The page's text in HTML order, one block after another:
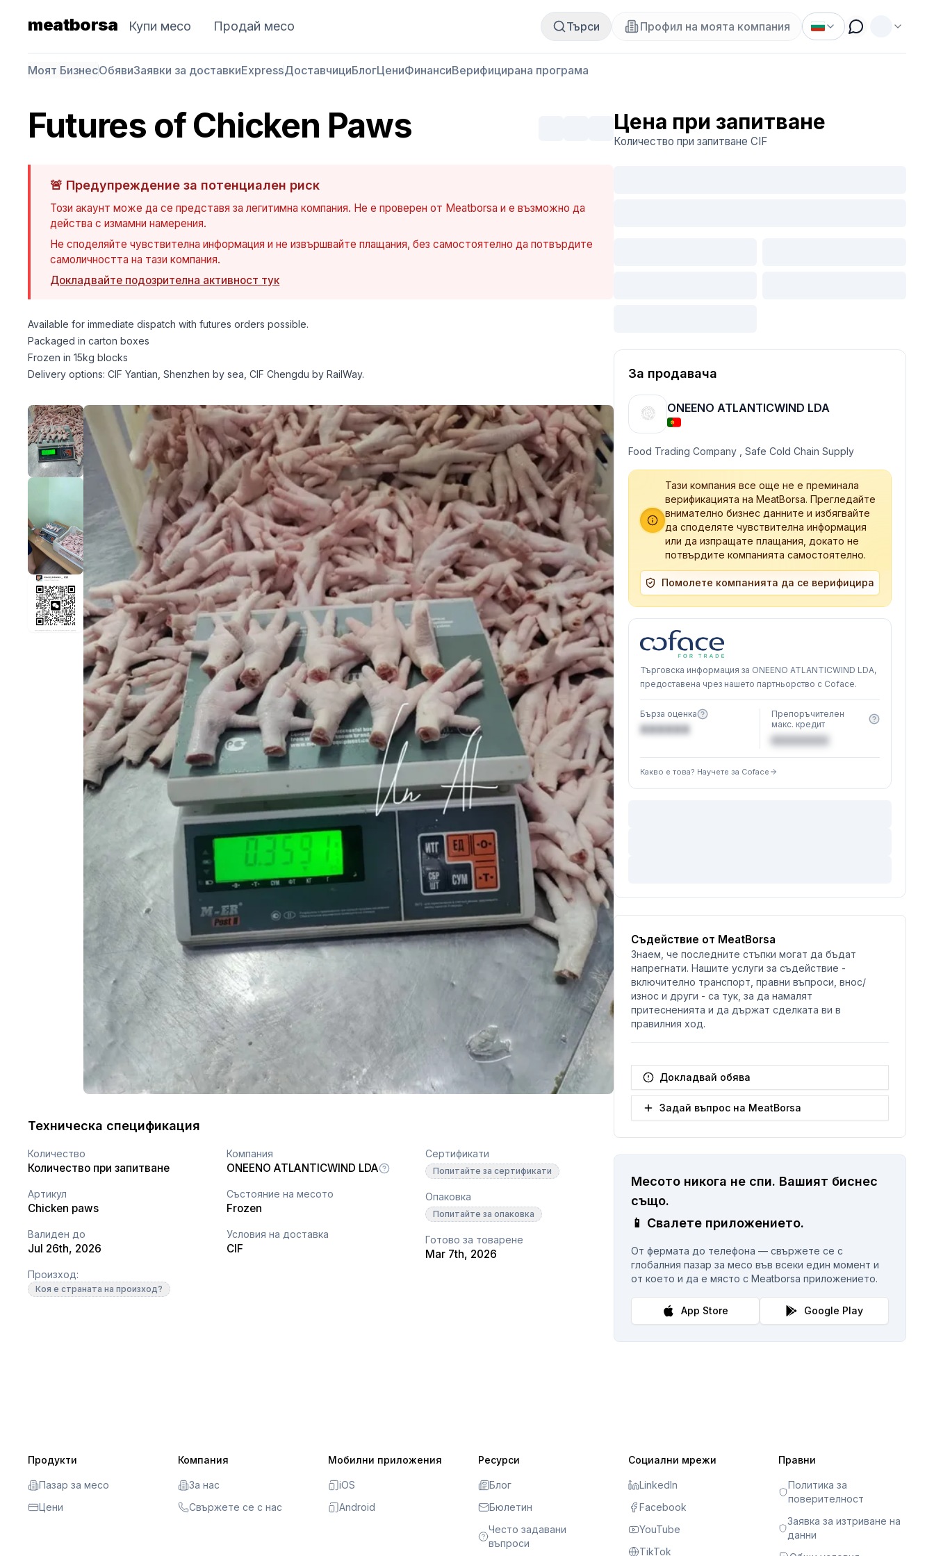
meatborsa Купи месо Продай месо Търси Профил на моята компания
Моят БизнесОбявиЗаявки за доставкиExpressДоставчициБлогЦениФинансиВерифицирана програма
Futures of Chicken Paws
🚨 Предупреждение за потенциален риск
Този акаунт може да се представя за легитимна компания. Не е проверен от Meatborsa и е възможно да
действа с измамни намерения.
Не споделяйте чувствителна информация и не извършвайте плащания, без самостоятелно да потвърдите
самоличността на тази компания.
Докладвайте подозрителна активност тук
Available for immediate dispatch with futures orders possible.
Packaged in carton boxes
Frozen in 15kg blocks
Delivery options: CIF Yantian, Shenzhen by sea, CIF Chengdu by RailWay.
Техническа спецификация
Количество
Количество при запитване
Артикул
Chicken paws
Валиден до
Jul 26th, 2026
Произход:
Коя е страната на произход?
Компания
ONEENO ATLANTICWIND LDA
Състояние на месото
Frozen
Условия на доставка
CIF
Сертификати
Попитайте за сертификати
Опаковка
Попитайте за опаковка
Готово за товарене
Mar 7th, 2026
Цена при запитване
Количество при запитване CIF
За продавача
ONEENO ATLANTICWIND LDA
Food Trading Company , Safe Cold Chain Supply
Тази компания все още не е преминала
верификацията на MeatBorsa. Прегледайте
внимателно бизнес данните и избягвайте
да споделяте чувствителна информация
или да изпращате плащания, докато не
потвърдите компанията самостоятелно.
Помолете компанията да се верифицира
Търговска информация за ONEENO ATLANTICWIND LDA,
предоставена чрез нашето партньорство с Coface.
Бърза оценка
XXXXXX
Препоръчителен
макс. кредит
Какво е това? Научете за Coface
Съдействие от MeatBorsa
Знаем, че последните стъпки могат да бъдат
напрегнати. Нашите услуги за съдействие -
включително транспорт, правни въпроси, внос/
износ и други - са тук, за да намалят
притесненията и да държат сделката ви в
правилния ход.
Докладвай обява
Задай въпрос на MeatBorsa
Месото никога не спи. Вашият биснес
същo.
📱 Свалете приложението.
От фермата до телефона — свържете се с
глобалния пазар за месо във всеки един момент и
от което и да е място с Meatborsa приложението.
App Store Google Play
Продукти
Пазар за месо
Цени
Компания
За нас
Свържете се с нас
Мобилни приложения
iOS
Android
Ресурси
Блог
Бюлетин
Често задавани
въпроси
Социални мрежи
LinkedIn
Facebook
YouTube
TikTok
Правни
Политика за
поверителност
Заявка за изтриване на
данни